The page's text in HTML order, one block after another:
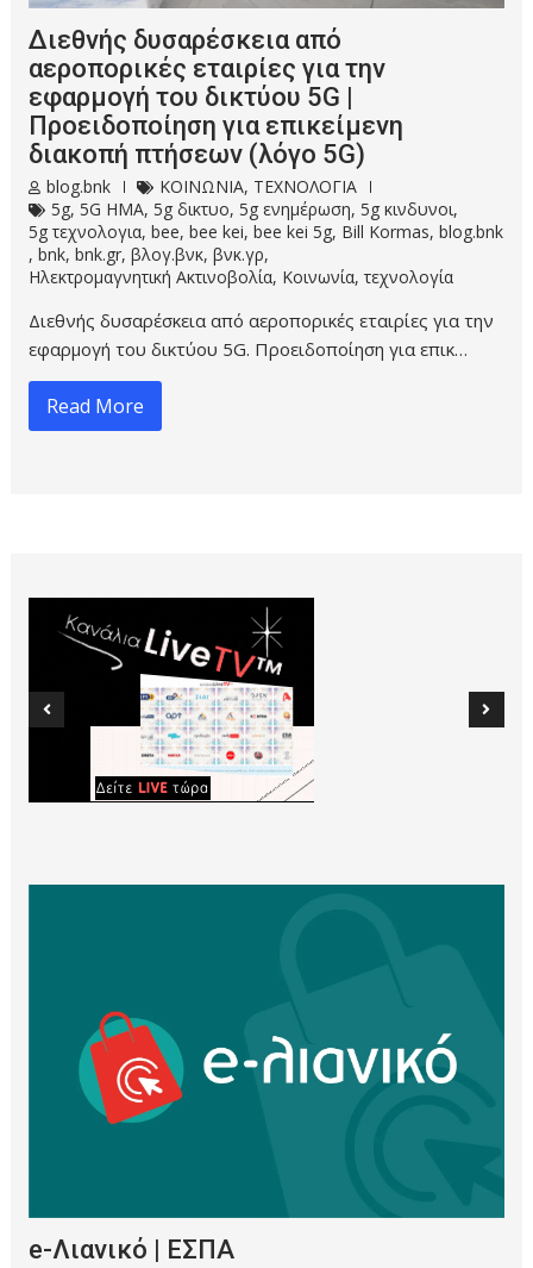
Διεθνής δυσαρέσκεια από
αεροπορικές εταιρίες για την
εφαρμογή του δικτύου 5G |
Προειδοποίηση για επικείμενη
διακοπή πτήσεων (λόγο 5G)
blog.bnk ΚΟΙΝΩΝΙΑ, ΤΕΧΝΟΛΟΓΙΑ
5g,5G HMA,5g δικτυο,5g ενημέρωση,5g κινδυνοι,
5g τεχνολογια,bee,bee kei,bee kei 5g, Bill Kormas,blog.bnk
,bnk,bnk.gr,βλογ.βνκ,βνκ.γρ,
Ηλεκτρομαγνητική Ακτινοβολία, Κοινωνία,τεχνολογία
Διεθνής δυσαρέσκεια από αεροπορικές εταιρίες για την
εφαρμογή του δικτύου 5G. Προειδοποίηση για επικ…
Read More
e-Λιανικό | ΕΣΠΑ